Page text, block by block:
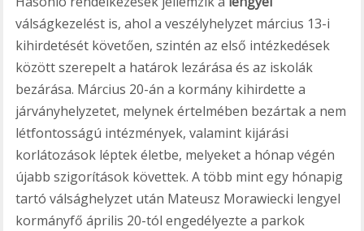
válságkezelést is, ahol a veszélyhelyzet március 13-i
kihirdetését követően, szintén az első intézkedések
között szerepelt a határok lezárása és az iskolák
bezárása. Március 20-án a kormány kihirdette a
járványhelyzetet, melynek értelmében bezártak a nem
létfontosságú intézmények, valamint kijárási
korlátozások léptek életbe, melyeket a hónap végén
újabb szigorítások követtek. A több mint egy hónapig
tartó válsághelyzet után Mateusz Morawiecki lengyel
kormányfő április 20-tól engedélyezte a parkok